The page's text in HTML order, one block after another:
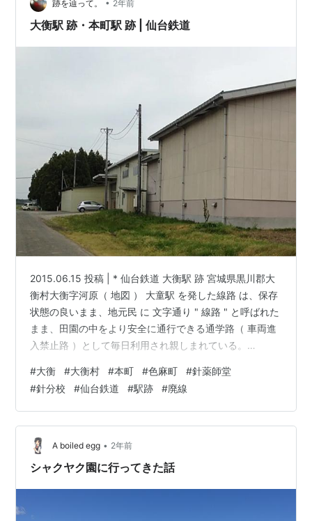
主体であったと考えられる。 不…
跡を辿って。 • 2年前
大衡駅 跡・本町駅 跡 | 仙台鉄道
2015.06.15 投稿 | * 仙台鉄道 大衡駅 跡 宮城県黒川郡大
衡村大衡字河原（ 地図 ） 大童駅 を発した線路 は、保存
状態の良いまま、地元民 に 文字通り " 線路 " と呼ばれた
まま、田園の中をより安全に通行できる通学路（ 車両進
入禁止路 ）として毎日利用され親しまれている。
線路 " だが、実際通行してみればきちんと 人 と 二輪車
は通行できる。 左に映っているのが道路が線路。 さて、
そうこうしているうちに 大衡駅 へ到着。ここの駅跡もま
た、農協の倉庫 らしき施設がある（ 改築された米の冷蔵
庫、JAあさひな河…
#大衡 #大衡村 #本町 #色麻町 #針薬師堂
#針分校 #仙台鉄道 #駅跡 #廃線
A boiled egg • 2年前
シャクヤク園に行ってきた話